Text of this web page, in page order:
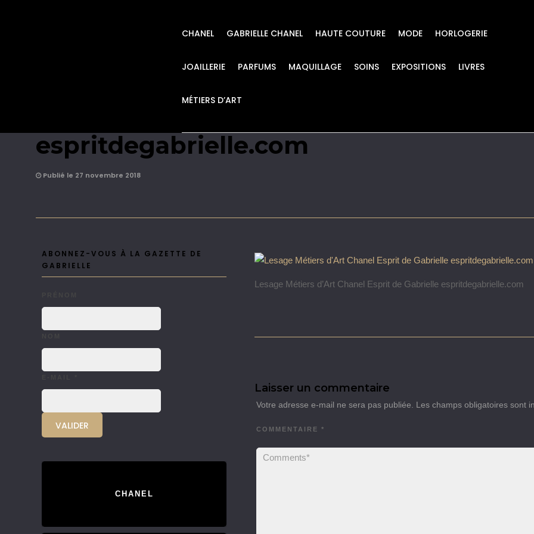
CHANEL GABRIELLE CHANEL HAUTE COUTURE MODE HORLOGERIE
JOAILLERIE PARFUMS MAQUILLAGE SOINS EXPOSITIONS LIVRES
MÉTIERS D’ART
espritdegabrielle.com
Publié le 27 novembre 2018
Lesage Métiers d’Art Chanel Esprit de Gabrielle espritdegabrielle.com
Laisser un commentaire
Votre adresse e-mail ne sera pas publiée. Les champs obligatoires sont
COMMENTAIRE *
ABONNEZ-VOUS À LA GAZETTE DE
GABRIELLE
CHANEL